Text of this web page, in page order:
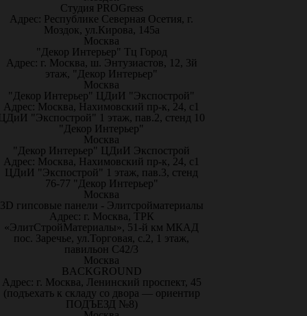
Студия PROGress
Адрес: Республике Северная Осетия, г.
Моздок, ул.Кирова, 145а
Москва
"Декор Интерьер" Тц Город
Адрес: г. Москва, ш. Энтузиастов, 12, 3й
этаж, "Декор Интерьер"
Москва
"Декор Интерьер" ЦДиИ "Экспострой"
Адрес: Москва, Нахимовский пр-к, 24, с1
"Экспострой" 1 этаж, пав.2, стенд 10
"Декор Интерьер"
Москва
"Декор Интерьер" ЦДиИ Экспострой
Адрес: Москва, Нахимовский пр-к, 24, с1
ЦДиИ "Экспострой" 1 этаж, пав.3, стенд
76-77 "Декор Интерьер"
Москва
3D гипсовые панели - Элитсройматериалы
Адрес: г. Москва, ТРК
«ЭлитСтройМатериалы», 51-й км МКАД
пос. Заречье, ул.Торговая, с.2, 1 этаж,
павильон С42/3
Москва
BACKGROUND
Адрес: г. Москва, Ленинский проспект, 45
(подъехать к складу со двора — ориентир
ПОДЪЕЗД №8)